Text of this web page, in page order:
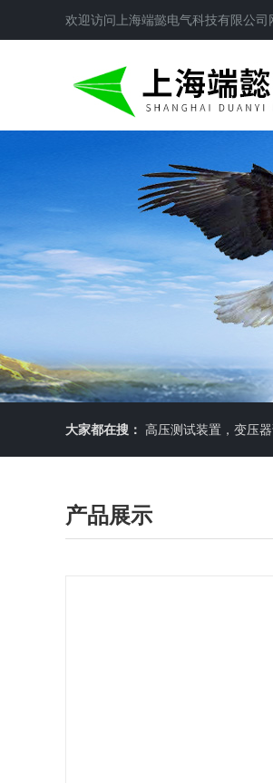
欢迎访问 上海端懿电气科技有限公司
大家都在搜： 高压测试装置，变压
产品展示